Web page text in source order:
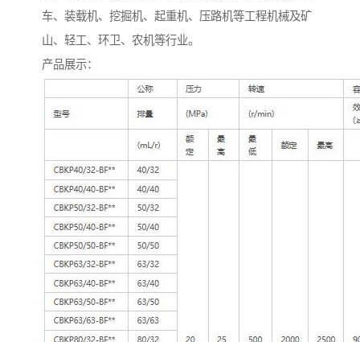
车、装载机、挖掘机、起重机、压路机等工程机械及矿
山、轻工、环卫、农机等行业。
产品展示：